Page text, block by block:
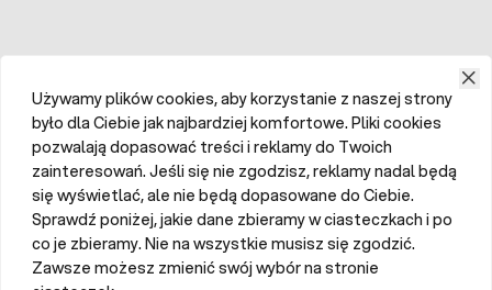
Używamy plików cookies, aby korzystanie z naszej strony
było dla Ciebie jak najbardziej komfortowe. Pliki cookies
pozwalają dopasować treści i reklamy do Twoich
zainteresowań. Jeśli się nie zgodzisz, reklamy nadal będą
się wyświetlać, ale nie będą dopasowane do Ciebie.
Sprawdź poniżej, jakie dane zbieramy w ciasteczkach i po
co je zbieramy. Nie na wszystkie musisz się zgodzić.
Zawsze możesz zmienić swój wybór na stronie